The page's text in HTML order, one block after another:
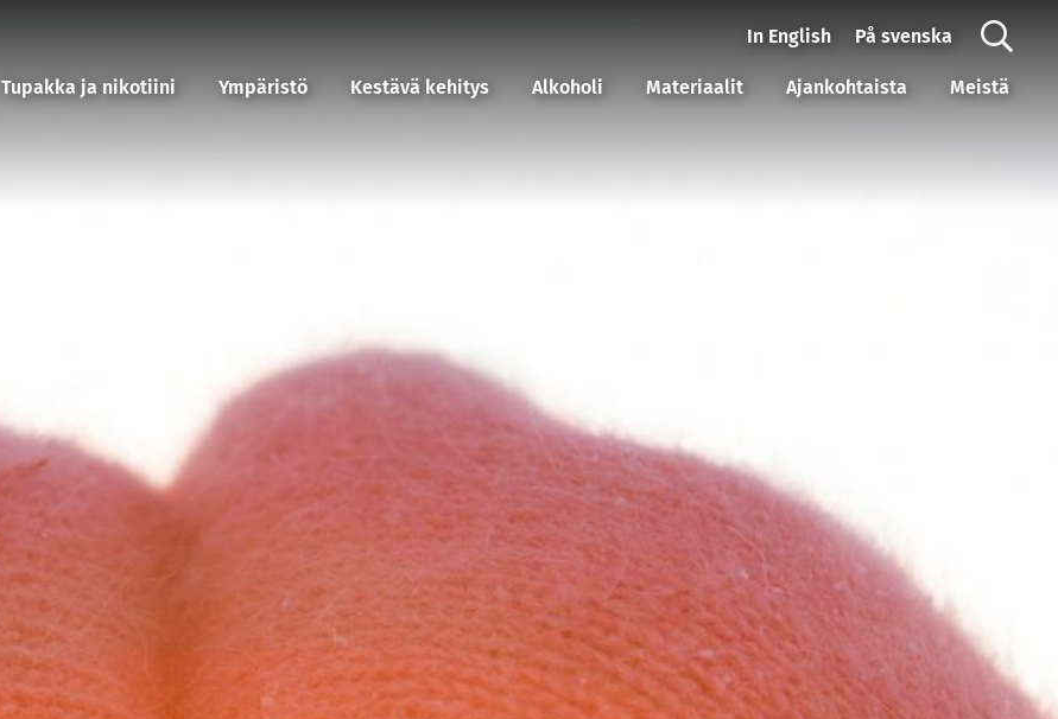
Tupakka ja nikotiini Ympäristö Kestävä kehitys Alkoholi Materiaalit Ajankohtaista Meistä
In English På svenska